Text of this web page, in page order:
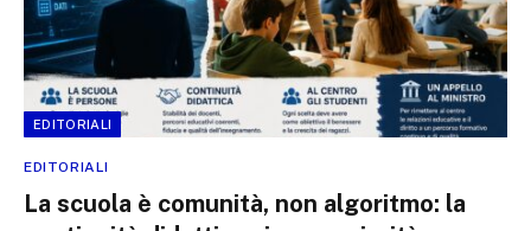
EDITORIALI
EDITORIALI
La scuola è comunità, non algoritmo: la